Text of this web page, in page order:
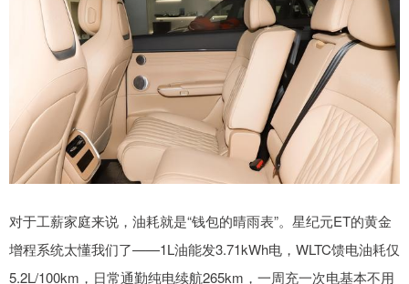
对于工薪家庭来说，油耗就是“钱包的晴雨表”。星纪元ET的黄金
增程系统太懂我们了——1L油能发3.71kWh电，WLTC馈电油耗仅
5.2L/100km，日常通勤纯电续航265km，一周充一次电基本不用